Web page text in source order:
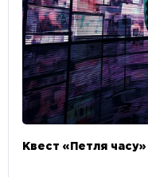
Квест «Петля